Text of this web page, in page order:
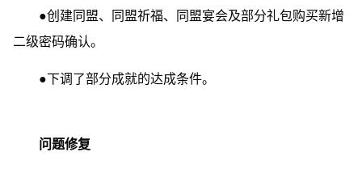
●创建同盟、同盟祈福、同盟宴会及部分礼包购买新增
二级密码确认。
●下调了部分成就的达成条件。
问题修复